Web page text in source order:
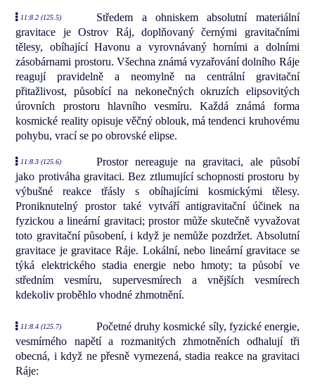
11:8.2 (125.5)
Středem a ohniskem absolutní materiální
gravitace je Ostrov Ráj, doplňovaný černými gravitačními
tělesy, obíhající Havonu a vyrovnávaný horními a dolními
zásobárnami prostoru. Všechna známá vyzařování dolního Ráje
reagují pravidelně a neomylně na centrální gravitační
přitažlivost, působící na nekonečných okruzích elipsovitých
úrovních prostoru hlavního vesmíru. Každá známá forma
kosmické reality opisuje věčný oblouk, má tendenci kruhovému
pohybu, vrací se po obrovské elipse.
11:8.3 (125.6)
Prostor nereaguje na gravitaci, ale působí
jako protiváha gravitaci. Bez ztlumující schopnosti prostoru by
výbušné reakce třásly s obíhajícími kosmickými tělesy.
Proniknutelný prostor také vytváří antigravitační účinek na
fyzickou a lineární gravitaci; prostor může skutečně vyvažovat
toto gravitační působení, i když je nemůže pozdržet. Absolutní
gravitace je gravitace Ráje. Lokální, nebo lineární gravitace se
týká elektrického stadia energie nebo hmoty; ta působí ve
středním vesmíru, supervesmírech a vnějších vesmírech
kdekoliv proběhlo vhodné zhmotnění.
11:8.4 (125.7)
Početné druhy kosmické síly, fyzické energie,
vesmírného napětí a rozmanitých zhmotněních odhalují tři
obecná, i když ne přesně vymezená, stadia reakce na gravitaci
Ráje: